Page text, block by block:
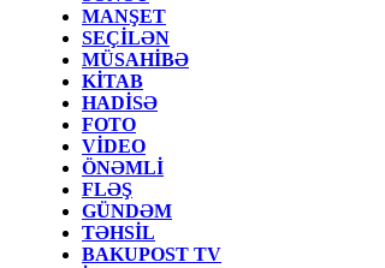
MANŞET
SEÇİLƏN
MÜSAHİBƏ
KİTAB
HADİSƏ
FOTO
VİDEO
ÖNƏMLİ
FLƏŞ
GÜNDƏM
TƏHSİL
BAKUPOST TV